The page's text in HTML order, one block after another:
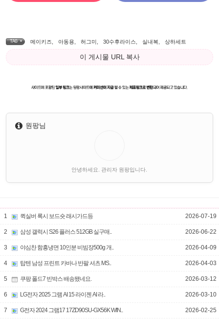
TAG • 메이키즈 아동용 허그미 30수후라이스 실내복 상하세트
이 게시물 URL 복사
원팡님
안녕하세요. 관리자 원팡입니다.
1 퀵실버 록시 보드숏 래시가드등 2026-07-19
2 삼성 갤럭시 S26 플러스 512GB 실구매.. 2026-06-22
3 야심찬 함흥냉면 10인분 비빔장500g 개.. 2026-04-09
4 탑텐 남성 프린트 카바나 반팔 셔츠 MS.. 2026-04-03
5 쿠팡 폴드7 빈박스 배송됐네요. 2026-03-12
6 LG전자 2025 그램 AI 15 라이젠 AI 라.. 2026-03-10
7 G전자 2024 그램17 17ZD90SU-GX56K WIN.. 2026-02-25